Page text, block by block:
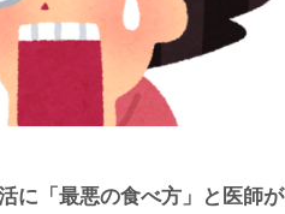
に「最悪の食べ方」と医師が